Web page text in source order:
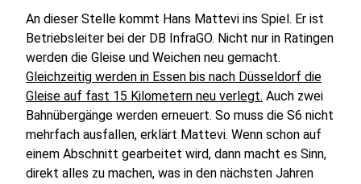
An dieser Stelle kommt Hans Mattevi ins Spiel. Er ist
Betriebsleiter bei der DB InfraGO. Nicht nur in Ratingen
werden die Gleise und Weichen neu gemacht.
Gleichzeitig werden in Essen bis nach Düsseldorf die
Gleise auf fast 15 Kilometern neu verlegt. Auch zwei
Bahnübergänge werden erneuert. So muss die S6 nicht
mehrfach ausfallen, erklärt Mattevi. Wenn schon auf
einem Abschnitt gearbeitet wird, dann macht es Sinn,
direkt alles zu machen, was in den nächsten Jahren